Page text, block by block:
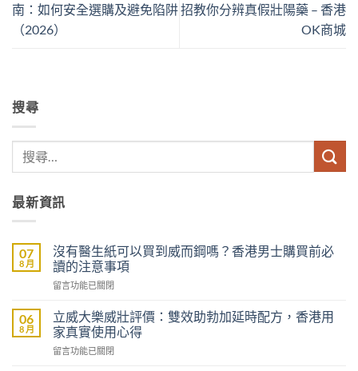
南：如何安全選購及避免陷阱
（2026）
招教你分辨真假壯陽藥 – 香港
OK商城
搜尋
最新資訊
07
8 月
沒有醫生紙可以買到威而鋼嗎？香港男士購買前必
讀的注意事項
在
有
醫
生
紙
留言功能已關閉
06
8 月
立威大樂威壯評價：雙效助勃加延時配方，香港用
家真實使用心得
在
留言功能已關閉